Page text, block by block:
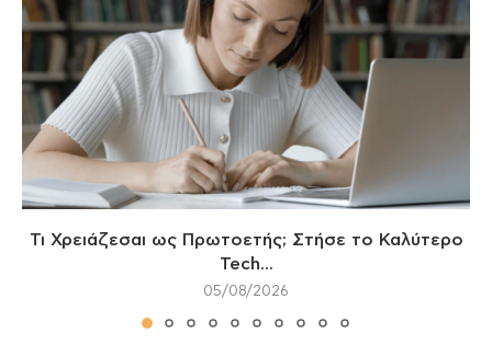
Τι Χρειάζεσαι ως Πρωτοετής; Στήσε το Καλύτερο
Tech...
05/08/2026